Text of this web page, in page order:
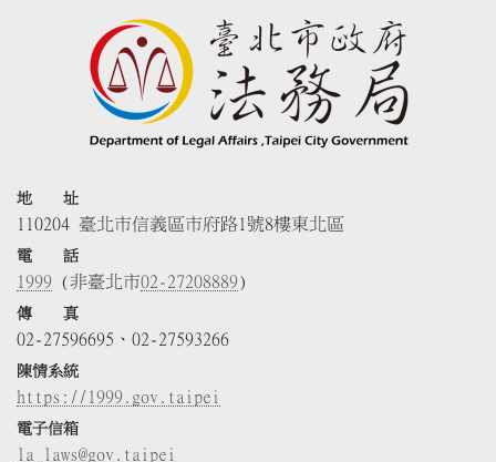
地 址
110204 臺北市信義區市府路1號8樓東北區
電 話
1999 (非臺北市02-27208889)
傳 真
02-27596695、02-27593266
陳情系統
https://1999.gov.taipei
電子信箱
la_laws@gov.taipei